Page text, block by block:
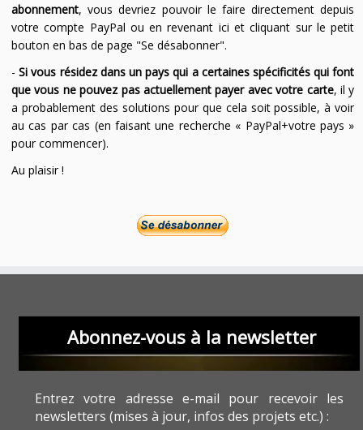
abonnement, vous devriez pouvoir le faire directement depuis
votre compte PayPal ou en revenant ici et cliquant sur le petit
bouton en bas de page "Se désabonner".
-Si vous résidez dans un pays qui a certaines spécificités qui font
que vous ne pouvez pas actuellement payer avec votre carte, il y
a probablement des solutions pour que cela soit possible, à voir
au cas par cas (en faisant une recherche « PayPal+votre pays »
pour commencer).
Au plaisir !
Abonnez-vous à la newsletter
Entrez votre adresse e-mail pour recevoir les
newsletters (mises à jour, infos des projets etc.) :